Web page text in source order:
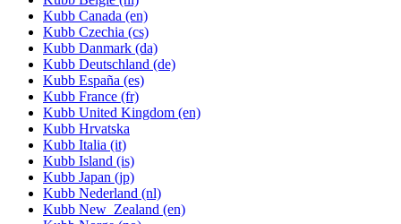
Kubb Canada (en)
Kubb Czechia (cs)
Kubb Danmark (da)
Kubb Deutschland (de)
Kubb España (es)
Kubb France (fr)
Kubb United Kingdom (en)
Kubb Hrvatska
Kubb Italia (it)
Kubb Island (is)
Kubb Japan (jp)
Kubb Nederland (nl)
Kubb New_Zealand (en)